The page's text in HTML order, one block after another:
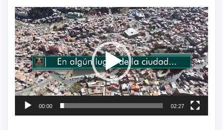
Reproductor
de
vídeo
00:00 02:27